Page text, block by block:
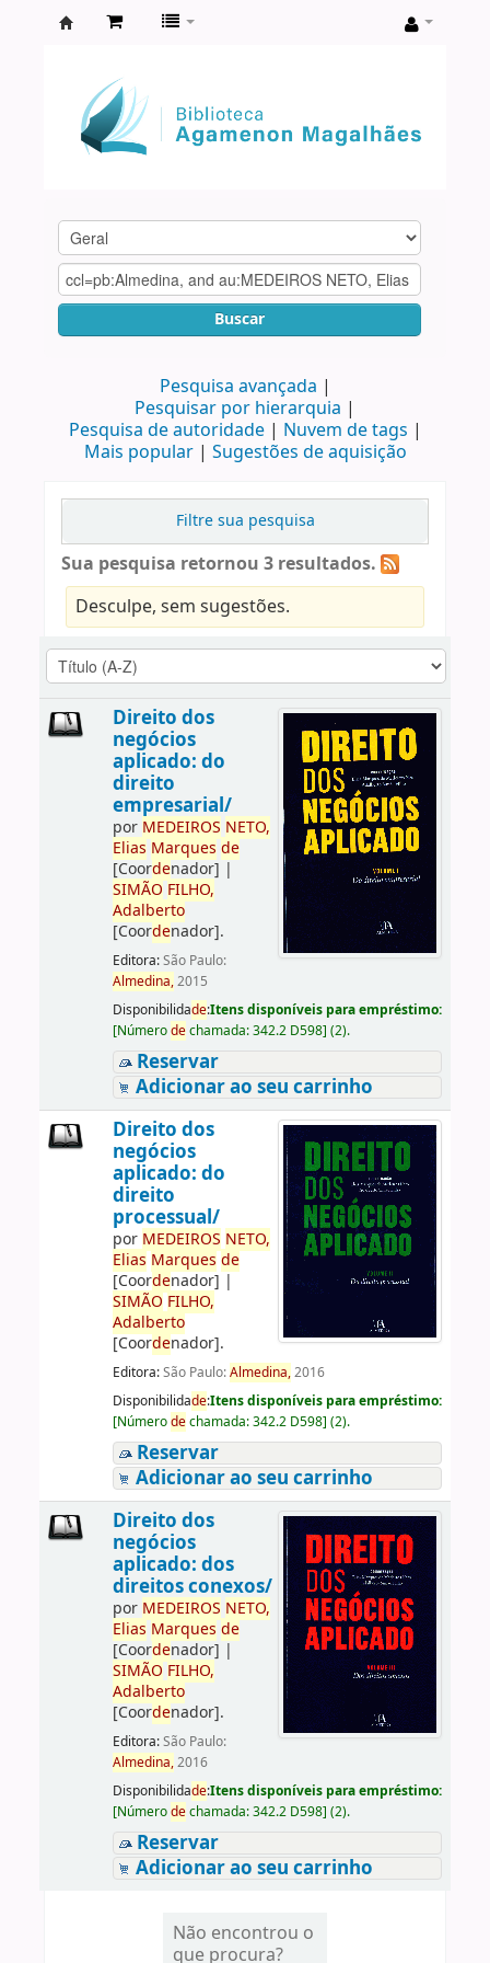
Agamenon
Magalhães
Buscar
Pesquisa avançada
Pesquisar por hierarquia
Pesquisa de autoridade
Nuvem de tags
Mais popular
Sugestões de aquisição
Filtre sua pesquisa
Sua pesquisa retornou 3 resultados.
Desculpe, sem sugestões.
Direito dos
negócios
aplicado: do
direito
empresarial/
por MEDEIROS NETO,
Elias Marques de
[Coordenador] |
SIMÃO FILHO,
Adalberto
[Coordenador].
Editora:São Paulo:
Almedina,2015
Disponibilidade:Itens disponíveis para empréstimo:
[Númerodechamada:342.2 D598] (2).
Reservar
Adicionar ao seu carrinho
Direito dos
negócios
aplicado: do
direito
processual/
por MEDEIROS NETO,
Elias Marques de
[Coordenador] |
SIMÃO FILHO,
Adalberto
[Coordenador].
Editora:São Paulo:Almedina,2016
Disponibilidade:Itens disponíveis para empréstimo:
[Númerodechamada:342.2 D598] (2).
Reservar
Adicionar ao seu carrinho
Direito dos
negócios
aplicado: dos
direitos conexos/
por MEDEIROS NETO,
Elias Marques de
[Coordenador] |
SIMÃO FILHO,
Adalberto
[Coordenador].
Editora:São Paulo:
Almedina,2016
Disponibilidade:Itens disponíveis para empréstimo:
[Númerodechamada:342.2 D598] (2).
Reservar
Adicionar ao seu carrinho
Não encontrou o
que procura?